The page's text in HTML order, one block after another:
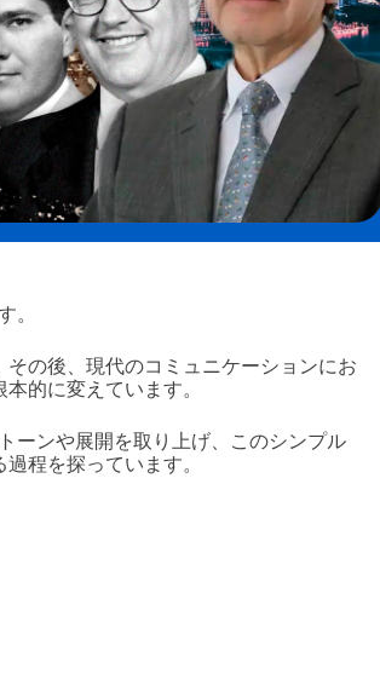
の後、現代のコミュニケーションにお
的に変えています。
ーンや展開を取り上げ、このシンプル
程を探っています。